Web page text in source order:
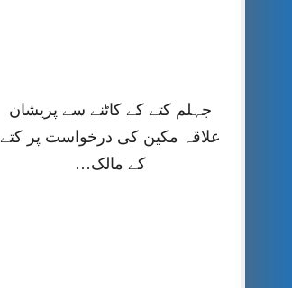
جہلم کتے کے کاٹنے سے پریشان
علاقہ مکین کی درخواست پر کتے
کے مالک…